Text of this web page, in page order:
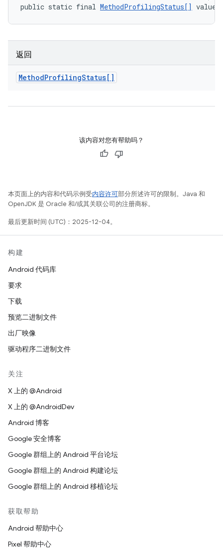
public static final MethodProfilingStatus[]
返回
MethodProfilingStatus[]
该内容对您有帮助吗？
本页面上的内容和代码示例受内容许可部分所述许可的限制。Java 和
OpenJDK 是 Oracle 和/或其关联公司的注册商标。
最后更新时间 (UTC)：2025-12-04。
构建
Android 代码库
要求
下载
预览二进制文件
出厂映像
驱动程序二进制文件
关注
X 上的 @Android
X 上的 @AndroidDev
Android 博客
Google 安全博客
Google 群组上的 Android 平台论坛
Google 群组上的 Android 构建论坛
Google 群组上的 Android 移植论坛
获取帮助
Android 帮助中心
Pixel 帮助中心